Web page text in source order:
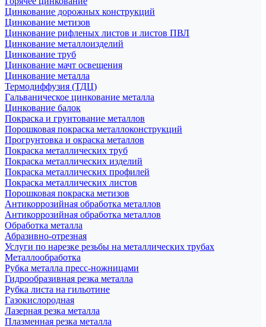
Цинкование дорожных конструкций
Цинкование метизов
Цинкование рифленых листов и листов ПВЛ
Цинкование металлоизделий
Цинкование труб
Цинкование мачт освещения
Цинкование металла
Термодиффузия (ТДЦ)
Гальваническое цинкование металла
Цинкование балок
Покраска и грунтование металлов
Порошковая покраска металлоконструкций
Прогрунтовка и окраска металлов
Покраска металлических труб
Покраска металлических изделий
Покраска металлических профилей
Покраска металлических листов
Порошковая покраска метизов
Антикоррозийная обработка металлов
Антикоррозийная обработка металлов
Обработка металла
Абразивно-отрезная
Услуги по нарезке резьбы на металлических трубах
Металлообработка
Рубка металла пресс-ножницами
Гидрообразивная резка металла
Рубка листа на гильотине
Газокислородная
Лазерная резка металла
Плазменная резка металла